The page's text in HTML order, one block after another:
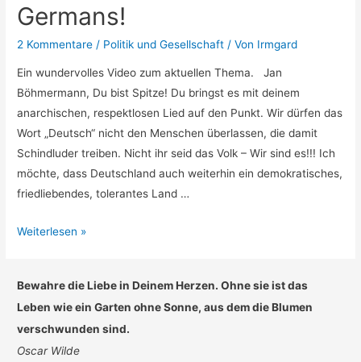
die
Flüchtlings-
Germans!
2 Kommentare / Politik und Gesellschaft / Von Irmgard
Ein wundervolles Video zum aktuellen Thema. Jan
Böhmermann, Du bist Spitze! Du bringst es mit deinem
anarchischen, respektlosen Lied auf den Punkt. Wir dürfen das
Wort „Deutsch“ nicht den Menschen überlassen, die damit
Schindluder treiben. Nicht ihr seid das Volk – Wir sind es!!! Ich
möchte, dass Deutschland auch weiterhin ein demokratisches,
friedliebendes, tolerantes Land …
Deutsch
are
the
Germans!
Weiterlesen »
Bewahre die Liebe in Deinem Herzen. Ohne sie ist das
Leben wie ein Garten ohne Sonne, aus dem die Blumen
verschwunden sind.
Oscar Wilde